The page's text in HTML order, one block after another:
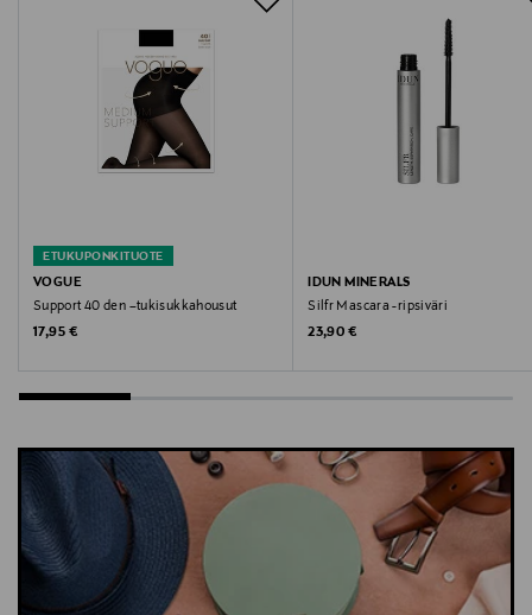
Digitaalinen osoite
knitted-fabrics@taubert.com
Avainsanat
ylipolvensukat
ETUKUPONKITUOTE
VOGUE
Support 40 den –tukisukkahousut
Original Price
17,95 €
IDUN MINERALS
Silfr Mascara -ripsiväri
Original Price
23,90 €